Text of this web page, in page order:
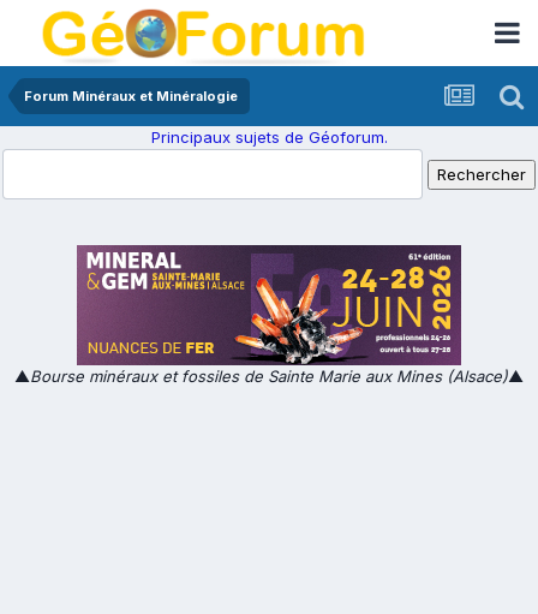
Forum Minéraux et Minéralogie
Principaux sujets de Géoforum.
▲Bourse minéraux et fossiles de Sainte Marie aux Mines (Alsace)▲